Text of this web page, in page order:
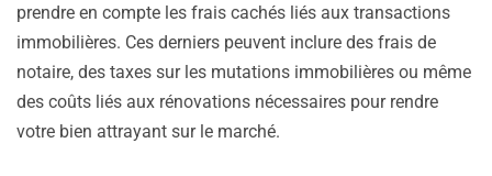
prendre en compte les frais cachés liés aux transactions
immobilières. Ces derniers peuvent inclure des frais de
notaire, des taxes sur les mutations immobilières ou même
des coûts liés aux rénovations nécessaires pour rendre
votre bien attrayant sur le marché.